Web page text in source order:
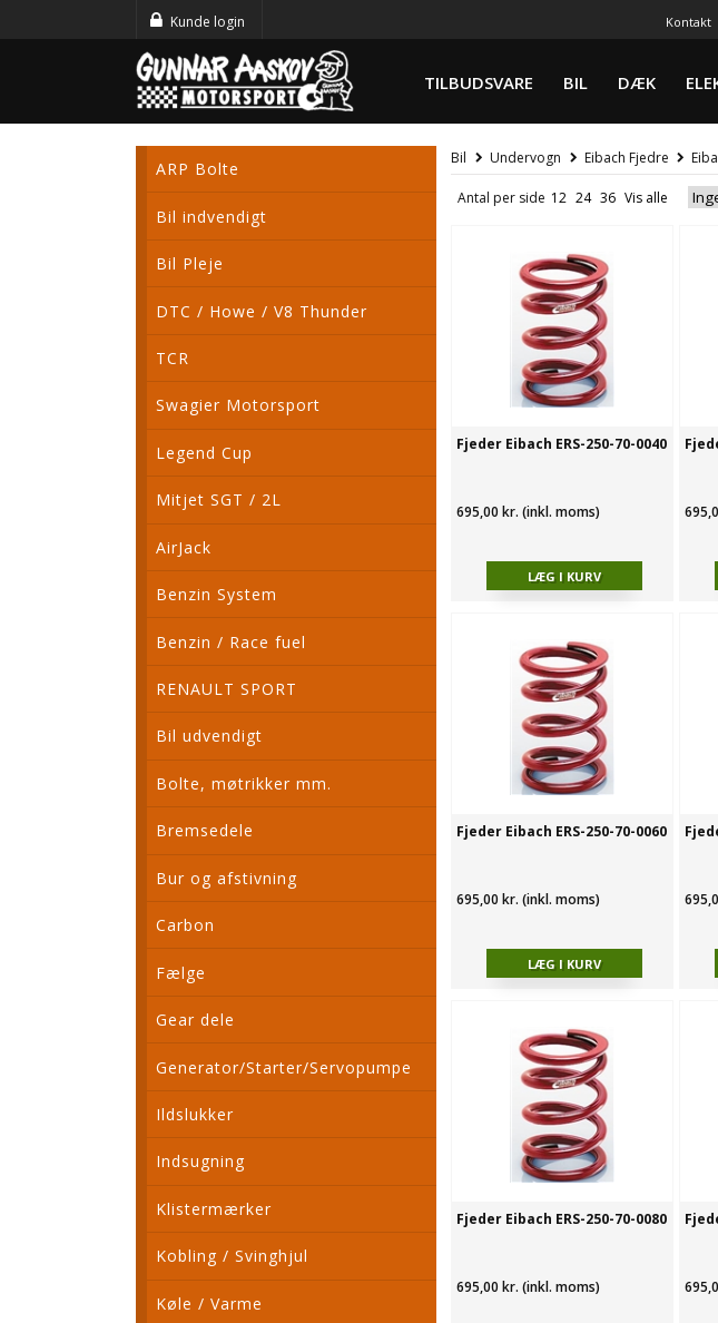
Kunde login Kontakt
TILBUDSVARE BIL DÆK
ARP Bolte
Bil indvendigt
Bil Pleje
DTC / Howe / V8 Thunder
TCR
Swagier Motorsport
Legend Cup
Mitjet SGT / 2L
AirJack
Benzin System
Benzin / Race fuel
RENAULT SPORT
Bil udvendigt
Bolte, møtrikker mm.
Bremsedele
Bur og afstivning
Carbon
Fælge
Gear dele
Generator/Starter/Servopumpe
Ildslukker
Indsugning
Klistermærker
Kobling / Svinghjul
Køle / Varme
Bil Undervogn Eibach Fjedre
Antal per side
Fjeder Eibach ERS-250-70-0040
695,00 kr. (inkl. moms)
Fjeder Eibach ERS-250-70-0060
695,00 kr. (inkl. moms)
Fjeder Eibach ERS-250-70-0080
695,00 kr. (inkl. moms)